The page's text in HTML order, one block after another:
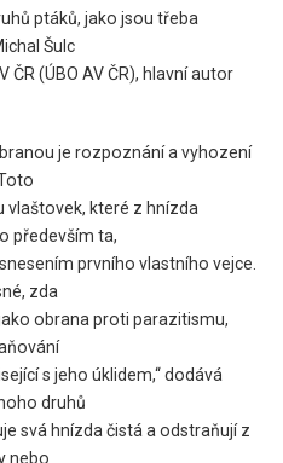
ptáků, jako jsou třeba
Šulc
(ÚBO AV ČR), hlavní autor
je rozpoznání a vyhození
které z hnízda
především ta,
prvního vlastního vejce.
zda
obrana proti parazitismu,
s jeho úklidem,“ dodává
druhů
svá hnízda čistá a odstraňují z
nebo